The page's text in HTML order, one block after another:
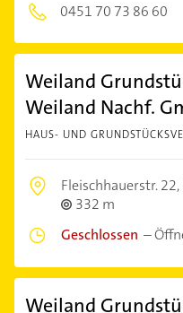
0451 70 73 86 60
Weiland
Weiland Nachf.
HAUS- UND
Fleischhauerstr. 22,
332 m
Geschlossen –
Weiland